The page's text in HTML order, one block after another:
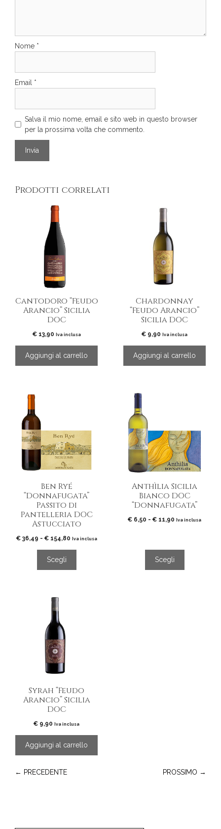
Nome *
Email *
Salva il mio nome, email e sito web in questo browser
per la prossima volta che commento.
Prodotti correlati
Cantodoro “Feudo
Arancio” Sicilia
DOC
€13,90 Iva inclusa
Aggiungi al carrello
Chardonnay
“Feudo Arancio”
Sicilia DOC
€ 9,90 Iva inclusa
Aggiungi al carrello
Ben Ryé
“Donnafugata”
Passito di
Pantelleria DOC
Astucciato
€36,49 - €154,80Fascia
Iva inclusa
Scegli
Questo
prodotto
più
varianti.
possono
nella
del
Anthìlia Sicilia
Bianco DOC
“Donnafugata”
€ 6,50 - € 11,90 Fascia
€ 11,90
Iva inclusa
Scegli
Questo
prodotto
varianti.
Le
opzioni
possono
scelte
pagina
del
Syrah “Feudo
Arancio” Sicilia
DOC
€ 9,90 Iva inclusa
Aggiungi al carrello
← PRECEDENTE PROSSIMO →